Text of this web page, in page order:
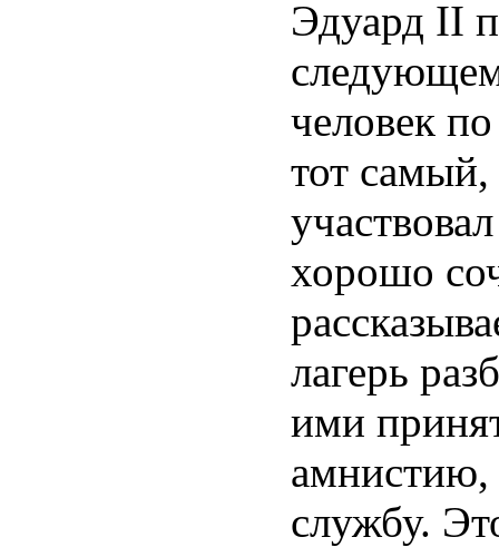
Эдуард II
следующем
человек
тот самый,
хорошо
лагерь
ими
амнистию,
службу.